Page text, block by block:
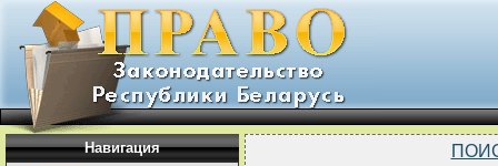
Навигация